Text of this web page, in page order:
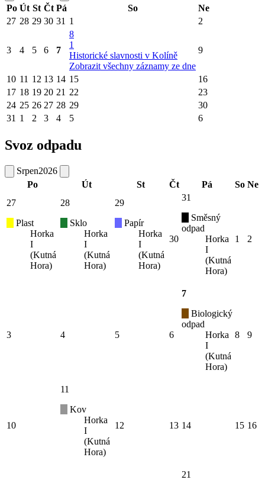
Po Út St Čt Pá So
Ne
27 28 29 30 31 1 2
3 4 5 6 7
8
1
Historické slavnosti v Kolíně
Zobrazit všechny záznamy ze dne
9
10 11 12 13 14 15
16
17 18 19 20 21 22
23
24 25 26 27 28 29
30
31 1 2 3 4 5 6
Svoz odpadu
Srpen2026
Po
Út St Čt Pá So Ne
27
Plast
Horka
I
(Kutná
Hora)
28
Sklo
Horka
I
(Kutná
Hora)
29
Papír
Horka
I
(Kutná
Hora)
30
31
Směsný
odpad
Horka
I
(Kutná
Hora)
1 2
3 4 5 6
7
Biologický
odpad
Horka
I
(Kutná
Hora)
8 9
10
11
Kov
Horka
I
(Kutná
Hora)
12 13 14 15 16
21